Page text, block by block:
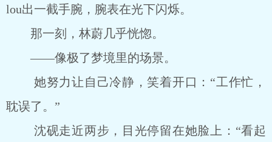
lou出一截手腕，腕表在光下闪烁。
那一刻，林蔚几乎恍惚。
――像极了梦境里的场景。
她努力让自己冷静，笑着开口：“工作忙，
耽误了。”
沈砚走近两步，目光停留在她脸上：“看起